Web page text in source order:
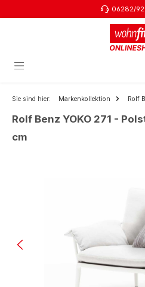
06282/
Sie sind hier: Markenkollektion Rolf
Rolf Benz YOKO 271 -
cm